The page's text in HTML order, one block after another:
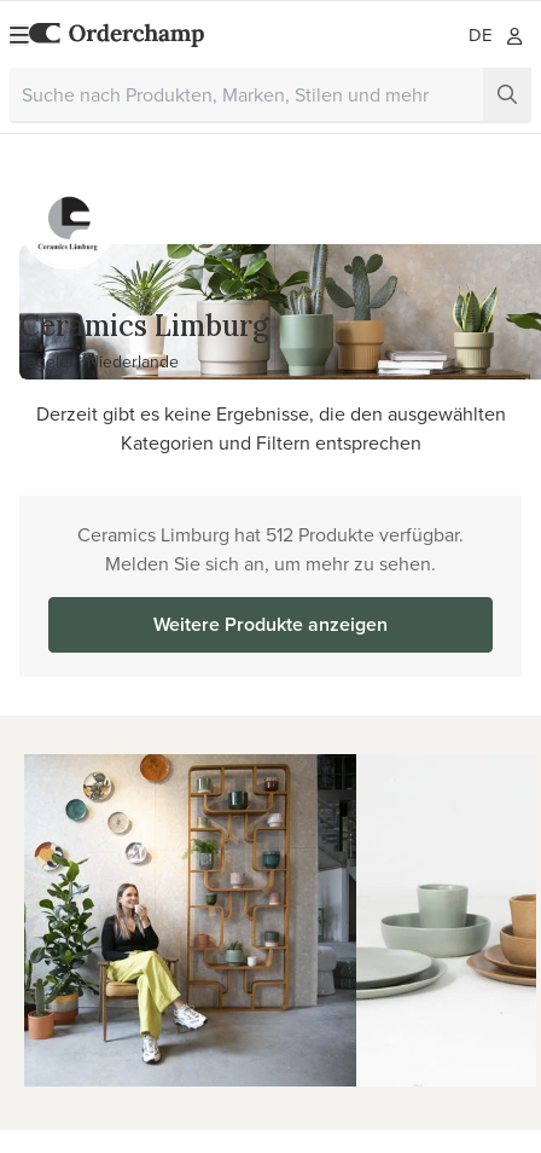
DE
Ceramics Limburg
Tegelen, Niederlande
Derzeit gibt es keine Ergebnisse, die den ausgewählten
Kategorien und Filtern entsprechen
Ceramics Limburg hat 512 Produkte verfügbar.
Melden Sie sich an, um mehr zu sehen.
Weitere Produkte anzeigen